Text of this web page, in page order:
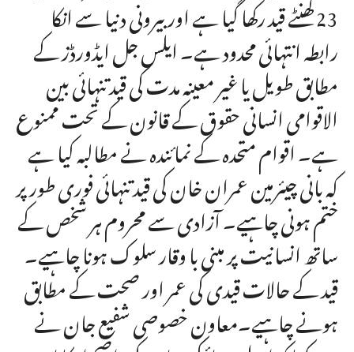
23 گھنٹے قید رکھا گیا ہے اور بیرونی دنیا سے انکا
رابطہ انتہائی محدود ہے۔ ایلس جل ایڈورڈز کے
مطابق طویل یا غیر معینہ مدت کی قید تنہائی بین
الاقوامی انسانی حقوق کے قانون کے تحت ممنوع
ہے۔ اقوام متحدہ کے نمائندہ نے مطالبہ کیا ہے
کہ بانی چیئرمین عمران خان کی قید تنہائی فوری طور پر
ختم ہونی چاہیے۔ آزادی سے محروم ہر شخص کے
ساتھ انسانیت پر مبنی با وقار سلوک ہونا چاہیے۔
قید کے حالات قیدی کی عمر اور صحت کے مطابق
ہونے چاہیے۔معاون خصوصی شفیع جان نے